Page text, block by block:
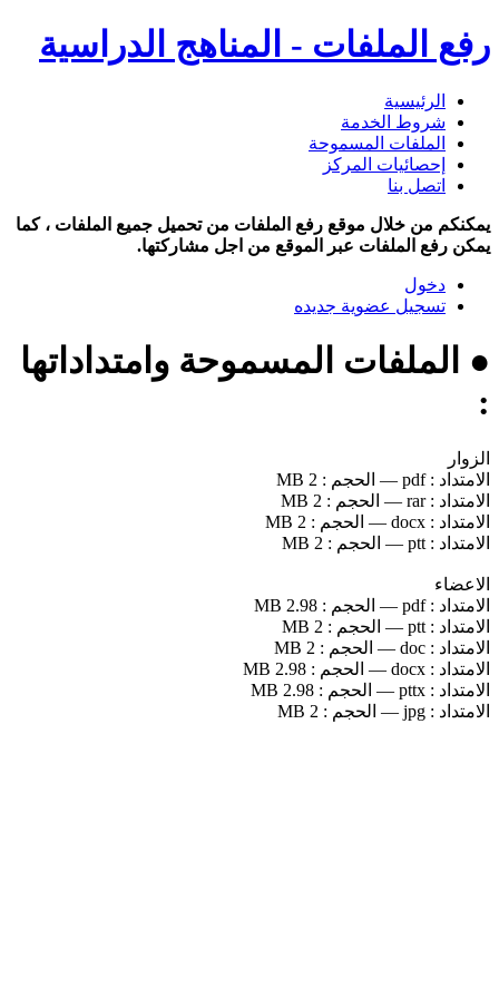
رفع الملفات - المناهج الدراسية
الرئيسية
شروط الخدمة
الملفات المسموحة
إحصائيات المركز
اتصل بنا
يمكنكم من خلال موقع رفع الملفات من تحميل جميع الملفات ، كما
يمكن رفع الملفات عبر الموقع من اجل مشاركتها.
دخول
تسجيل عضوية جديده
● الملفات المسموحة وامتداداتها
:
الزوار
الامتداد :pdf
— الحجم : 2 MB
الامتداد :rar
— الحجم : 2 MB
الامتداد : docx
— الحجم : 2 MB
الامتداد : ptt
— الحجم : 2 MB
الاعضاء
الامتداد :pdf
— الحجم : 2.98 MB
الامتداد : ptt
— الحجم : 2 MB
الامتداد : doc
— الحجم : 2 MB
الامتداد : docx
— الحجم : 2.98 MB
الامتداد : pttx
— الحجم : 2.98 MB
الامتداد : jpg
— الحجم : 2 MB